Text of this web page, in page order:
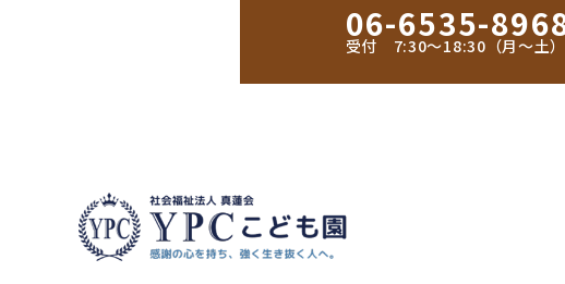
06-6535-
受付 7:30〜18:30（月〜土）